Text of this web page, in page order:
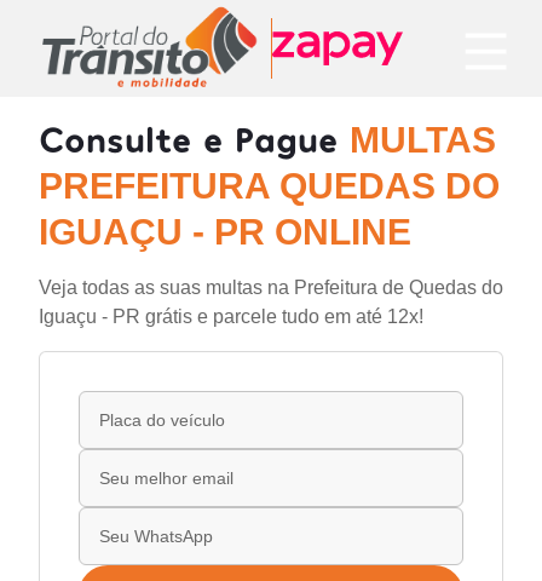
Consulte e Pague MULTAS
PREFEITURA QUEDAS DO
IGUAÇU - PR ONLINE
Veja todas as suas multas na Prefeitura de Quedas do
Iguaçu - PR grátis e parcele tudo em até 12x!